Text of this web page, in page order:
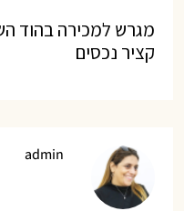
מגרש למכירה בהוד
קציר נכסים
admin